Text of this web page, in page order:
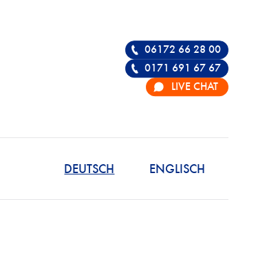
ENGLISCH
DEUTSCH
06172 66 28 00
0171 691 67 67
LIVE CHAT